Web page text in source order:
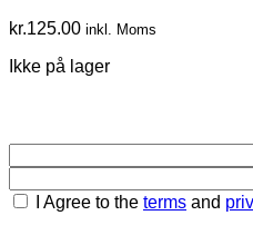
kr.125.00 inkl. Moms
Ikke på lager
I Agree to the terms and